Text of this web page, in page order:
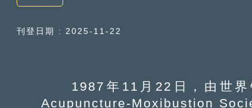
刊登日期 : 2025-11-22
1987年11月22日，由世界
Acupuncture-Moxibustion